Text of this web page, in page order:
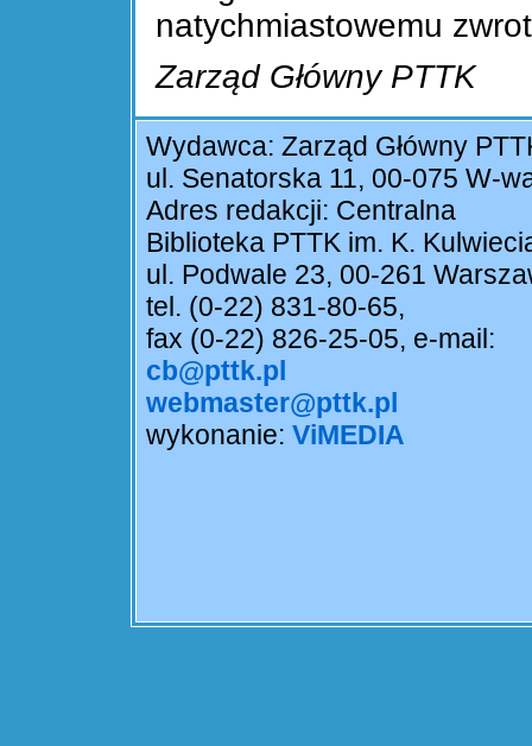
natychmiastowemu
Zarząd Główny PTTK
Wydawca: Zarząd Główny
ul. Senatorska 11, 00-075 W-
Adres redakcji: Centralna
Biblioteka PTTK im. K.
ul. Podwale 23, 00-261
tel. (0-22) 831-80-65,
fax (0-22) 826-25-05, e-mail:
cb@pttk.pl
webmaster@pttk.pl
wykonanie: ViMEDIA